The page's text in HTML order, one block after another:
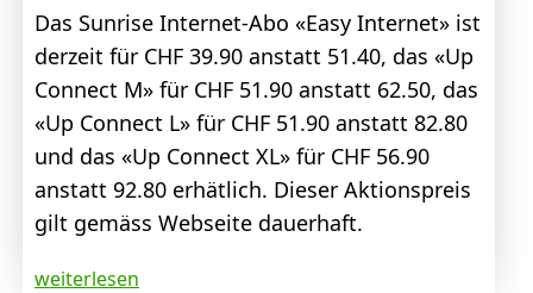
Das Sunrise Internet-Abo «Easy Internet» ist
derzeit für CHF 39.90 anstatt 51.40, das «Up
Connect M» für CHF 51.90 anstatt 62.50, das
«Up Connect L» für CHF 51.90 anstatt 82.80
und das «Up Connect XL» für CHF 56.90
anstatt 92.80 erhätlich. Dieser Aktionspreis
gilt gemäss Webseite dauerhaft.
weiterlesen